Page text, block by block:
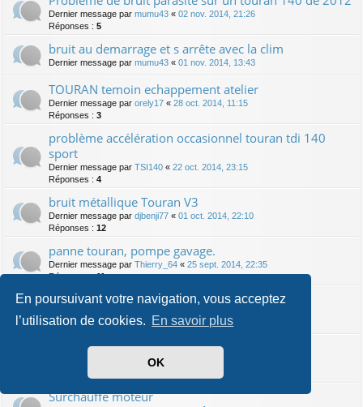
En poursuivant votre navigation, vous acceptez
l’utilisation de cookies. En savoir plus
OK
Dernier message par mumu43 « 02 nov. 2014, 21:26
Réponses : 5
bruit au demarrage et s arrête avec la clim
Dernier message par mumu43 « 01 nov. 2014, 13:43
TOURAN temoin echappement atelier
Dernier message par orely17 « 28 oct. 2014, 11:15
Réponses : 3
problème accélération occasionnel touran tdi 140
sport
Dernier message par TSI140 « 22 oct. 2014, 23:15
Réponses : 4
bruit métallique Touran V3
Dernier message par djbenji77 « 01 oct. 2014, 22:10
Réponses : 12
panne touran, pompe gavage.
Dernier message par Thierry_64 « 25 sept. 2014, 22:35
Réponses :11
Bruit de grincement / couinement
Réponses : 2
Panne sur touran 2.0 tdi
Flo91«
Réponses :
Surchauffe moteur